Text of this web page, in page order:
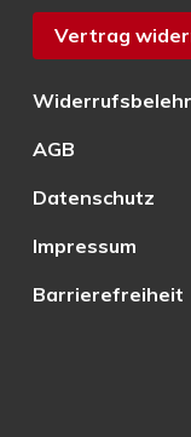
Vertrag
AGB
Datenschutz
Impressum
Barrierefreiheit